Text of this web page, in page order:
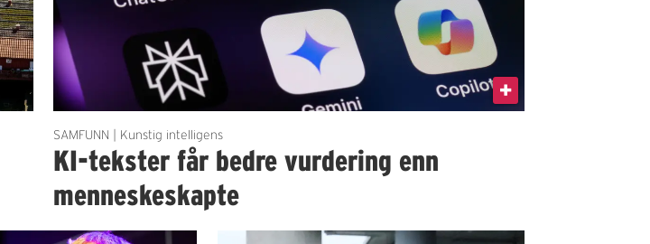
SAMFUNN | Kunstig intelligens
KI-tekster får bedre vurdering enn
menneskeskapte